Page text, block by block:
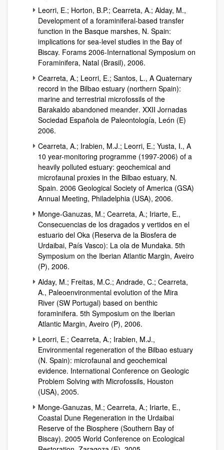
Leorri, E.; Horton, B.P.; Cearreta, A.; Alday, M.,
Development of a foraminiferal-based transfer
function in the Basque marshes, N. Spain:
implications for sea-level studies in the Bay of
Biscay. Forams 2006-International Symposium on
Foraminifera, Natal (Brasil), 2006.
Cearreta, A.; Leorri, E.; Santos, L., A Quaternary
record in the Bilbao estuary (northern Spain):
marine and terrestrial microfossils of the
Barakaldo abandoned meander. XXII Jornadas
Sociedad Española de Paleontología, León (E)
2006.
Cearreta, A.; Irabien, M.J.; Leorri, E.; Yusta, I., A
10 year-monitoring programme (1997-2006) of a
heavily polluted estuary: geochemical and
microfaunal proxies in the Bilbao estuary, N.
Spain. 2006 Geological Society of America (GSA)
Annual Meeting, Philadelphia (USA), 2006.
Monge-Ganuzas, M.; Cearreta, A.; Iriarte, E.,
Consecuencias de los dragados y vertidos en el
estuario del Oka (Reserva de la Biosfera de
Urdaibai, País Vasco): La ola de Mundaka. 5th
Symposium on the Iberian Atlantic Margin, Aveiro
(P), 2006.
Alday, M.; Freitas, M.C.; Andrade, C.; Cearreta,
A., Paleoenvironmental evolution of the Mira
River (SW Portugal) based on benthic
foraminifera. 5th Symposium on the Iberian
Atlantic Margin, Aveiro (P), 2006.
Leorri, E.; Cearreta, A.; Irabien, M.J.,
Environmental regeneration of the Bilbao estuary
(N. Spain): microfaunal and geochemical
evidence. International Conference on Geologic
Problem Solving with Microfossils, Houston
(USA), 2005.
Monge-Ganuzas, M.; Cearreta, A.; Iriarte, E.,
Coastal Dune Regeneration in the Urdaibai
Reserve of the Biosphere (Southern Bay of
Biscay). 2005 World Conference on Ecological